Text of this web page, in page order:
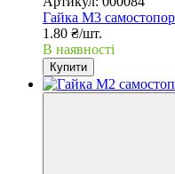
Гайка М3
1.80 ₴/шт.
В наявності
Купити